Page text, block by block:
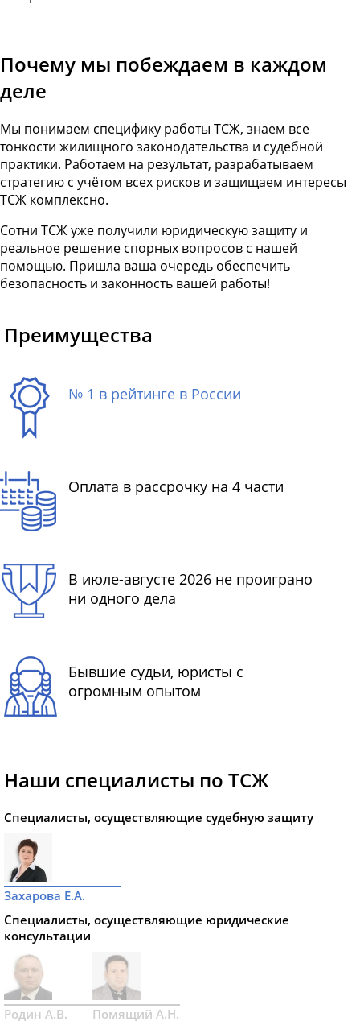
Почему мы побеждаем в каждом
деле
Мы понимаем специфику работы ТСЖ, знаем все
тонкости жилищного законодательства и судебной
практики. Работаем на результат, разрабатываем
стратегию с учётом всех рисков и защищаем интересы
ТСЖ комплексно.
Сотни ТСЖ уже получили юридическую защиту и
реальное решение спорных вопросов с нашей
помощью. Пришла ваша очередь обеспечить
безопасность и законность вашей работы!
Преимущества
№ 1 в рейтинге в России
Оплата в рассрочку на 4 части
В июле-августе 2026 не проиграно
ни одного дела
Бывшие судьи, юристы с
огромным опытом
Наши специалисты по ТСЖ
Специалисты, осуществляющие судебную защиту
Захарова Е.А.
Специалисты, осуществляющие юридические
консультации
Родин А.В. Помящий А.Н.